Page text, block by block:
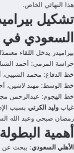
هذا النهائي الخاص.
تشكيل
السعودي في
بيراميدز يدخل اللقاء
حراسة المرمى: أحمد
خط الدفاع: محمد
خط الوسط: مهند لاشين،
خط الهجوم: عبدالرحمن
غياب وليد الكرتي بسبب
رمضان صبحي وعبد الله
أهمية
الأهلي السعودي: يبحث عن